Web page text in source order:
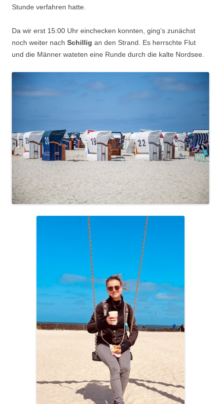
Stunde verfahren hatte.
Da wir erst 15:00 Uhr einchecken konnten, ging’s zunächst
noch weiter nach Schillig an den Strand. Es herrschte Flut
und die Männer wateten eine Runde durch die kalte Nordsee.